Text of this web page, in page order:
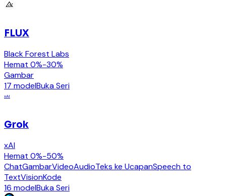
FLUX
Black Forest Labs
Hemat 0%-30%
Gambar
17 modelBuka Seri
xAI
Grok
xAI
Hemat 0%-50%
ChatGambarVideoAudioTeks ke UcapanSpeech to
TextVisionKode
16 modelBuka Seri